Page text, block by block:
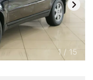
1 / 15